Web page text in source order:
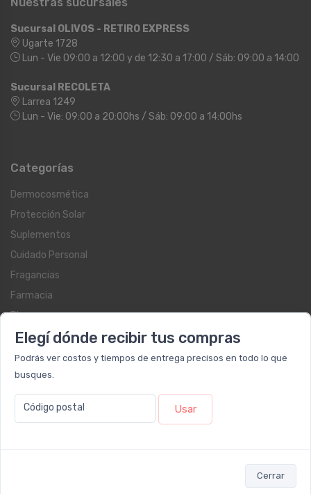
Elegí dónde recibir tus compras
Podrás ver costos y tiempos de entrega precisos en todo lo que
busques.
Código postal Usar
Cerrar
Sucursal OLIVOS - RETIRO EXPRESS
Ugarte 1728
Lun - Vie 09:00 a 12:00 y de 12:30 a 17:00 / Sáb: 09:00 a 14:00
Sucursal RECOLETA
Larrea 1249
Lun - Vie: 09:00 a 20:00hs / Sáb: 09:00 a 14:00hs
Categorías
Dermocosmética
Protección Solar
Suplementos
Cuidado Personal
Fragancias
Farmacia
Blog
Servicios al cliente
Contacto
Beauty Club
Libro de quejas on-line